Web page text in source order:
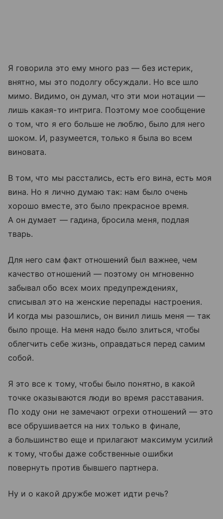
Я говорила это ему много раз — без истерик,
внятно, мы это подолгу обсуждали. Но все шло
мимо. Видимо, он думал, что эти мои нотации —
лишь какая-то интрига. Поэтому мое сообщение
о том, что я его больше не люблю, было для него
шоком. И, разумеется, только я была во всем
виновата.
В том, что мы расстались, есть его вина, есть моя
вина. Но я лично думаю так: нам было очень
хорошо вместе, это было прекрасное время.
А он думает — гадина, бросила меня, подлая
тварь.
Для него сам факт отношений был важнее, чем
качество отношений — поэтому он мгновенно
забывал обо всех моих предупреждениях,
списывал это на женские перепады настроения.
И когда мы разошлись, он винил лишь меня — так
было проще. На меня надо было злиться, чтобы
облегчить себе жизнь, оправдаться перед самим
собой.
Я это все к тому, чтобы было понятно, в какой
точке оказываются люди во время расставания.
По ходу они не замечают огрехи отношений — это
все обрушивается на них только в финале,
а большинство еще и прилагают максимум усилий
к тому, чтобы даже собственные ошибки
повернуть против бывшего партнера.
Ну и о какой дружбе может идти речь?